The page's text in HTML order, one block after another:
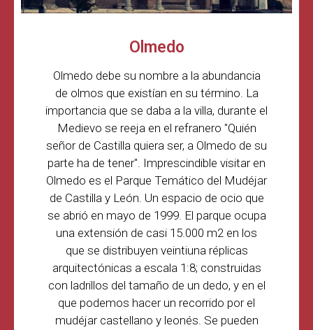
Olmedo
Olmedo debe su nombre a la abundancia
de olmos que existían en su término. La
importancia que se daba a la villa, durante el
Medievo se reeja en el refranero "Quién
señor de Castilla quiera ser, a Olmedo de su
parte ha de tener". Imprescindible visitar en
Olmedo es el Parque Temático del Mudéjar
de Castilla y León. Un espacio de ocio que
se abrió en mayo de 1999. El parque ocupa
una extensión de casi 15.000 m2 en los
que se distribuyen veintiuna réplicas
arquitectónicas a escala 1:8; construidas
con ladrillos del tamaño de un dedo, y en el
que podemos hacer un recorrido por el
mudéjar castellano y leonés. Se pueden